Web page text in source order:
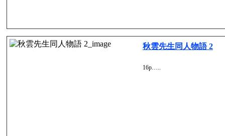
秋雲先生同人物語 2
16p…..